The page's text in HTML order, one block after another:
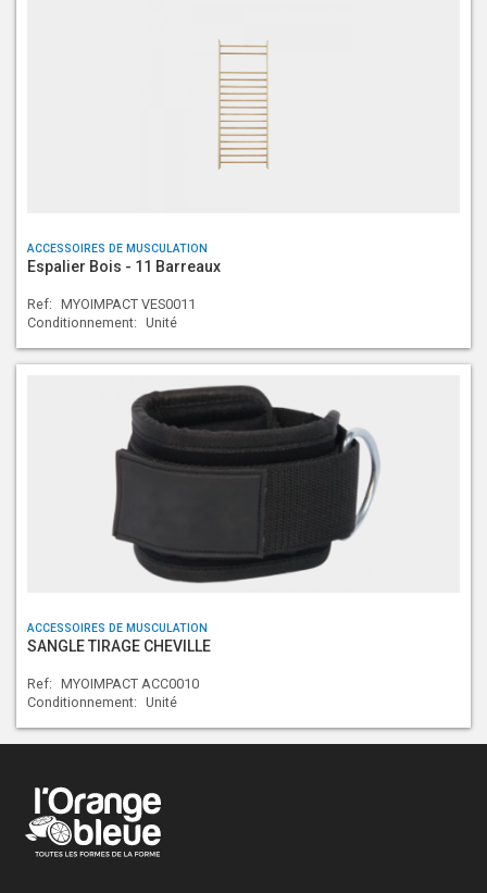
ACCESSOIRES DE MUSCULATION
Espalier Bois - 11 Barreaux
Ref: MYOIMPACT VES0011
Conditionnement: Unité
ACCESSOIRES DE MUSCULATION
SANGLE TIRAGE CHEVILLE
Ref: MYOIMPACT ACC0010
Conditionnement: Unité